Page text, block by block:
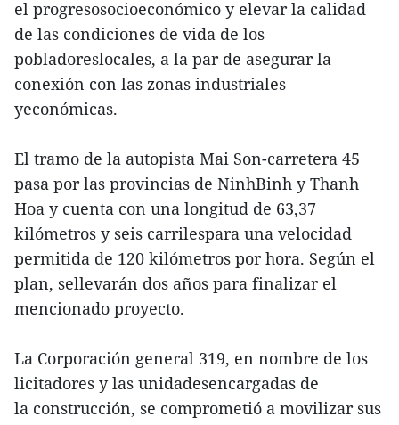
el progresosocioeconómico y elevar la calidad
de las condiciones de vida de los
pobladoreslocales, a la par de asegurar la
conexión con las zonas industriales
yeconómicas.
El tramo de la autopista Mai Son-carretera 45
pasa por las provincias de NinhBinh y Thanh
Hoa y cuenta con una longitud de 63,37
kilómetros y seis carrilespara una velocidad
permitida de 120 kilómetros por hora. Según el
plan, sellevarán dos años para finalizar el
mencionado proyecto.
La Corporación general 319, en nombre de los
licitadores y las unidadesencargadas de
la construcción, se comprometió a movilizar sus